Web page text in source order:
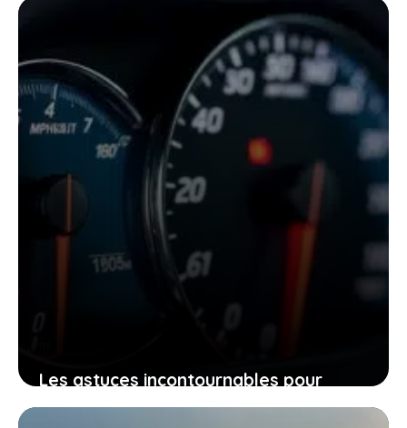
Les astuces incontournables pour
convertir mph en kmh et maîtriser